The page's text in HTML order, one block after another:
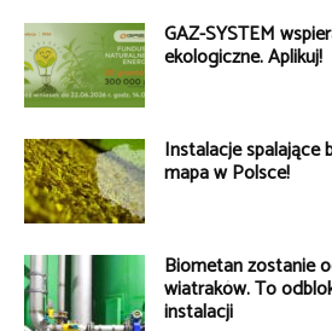
GAZ-SYSTEM
ekologiczne. Aplikuj!
Instalacje spalające
mapa w Polsce!
Biometan zostanie
wiatraków. To
instalacji